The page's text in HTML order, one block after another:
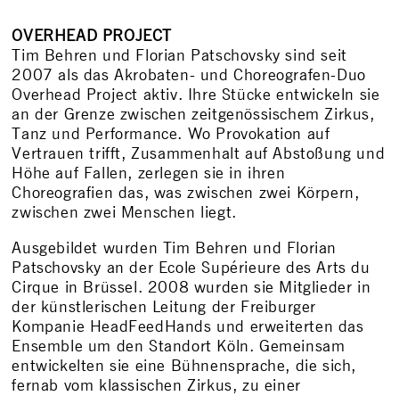
OVERHEAD PROJECT
Tim Behren und Florian Patschovsky sind seit
2007 als das Akrobaten- und Choreografen-Duo
Overhead Project aktiv. Ihre Stücke entwickeln sie
an der Grenze zwischen zeitgenössischem Zirkus,
Tanz und Performance. Wo Provokation auf
Vertrauen trifft, Zusammenhalt auf Abstoßung und
Höhe auf Fallen, zerlegen sie in ihren
Choreografien das, was zwischen zwei Körpern,
zwischen zwei Menschen liegt.
Ausgebildet wurden Tim Behren und Florian
Patschovsky an der Ecole Supérieure des Arts du
Cirque in Brüssel. 2008 wurden sie Mitglieder in
der künstlerischen Leitung der Freiburger
Kompanie HeadFeedHands und erweiterten das
Ensemble um den Standort Köln. Gemeinsam
entwickelten sie eine Bühnensprache, die sich,
fernab vom klassischen Zirkus, zu einer